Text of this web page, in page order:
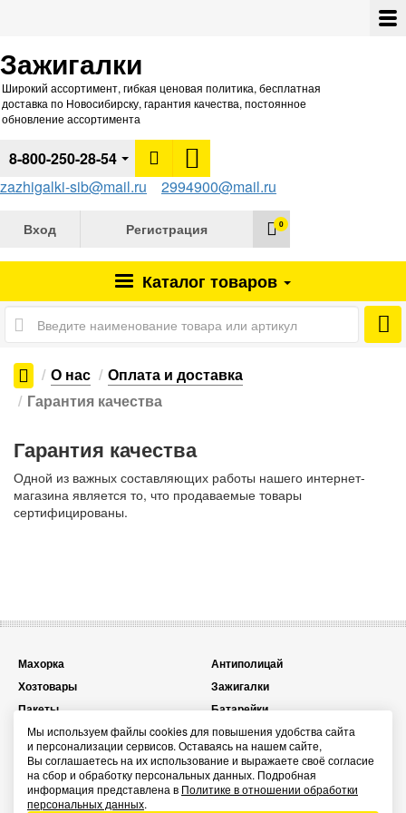
Зажигалки
Широкий ассортимент, гибкая ценовая политика, бесплатная
доставка по Новосибирску, гарантия качества, постоянное
обновление ассортимента
8-800-250-28-54
zazhigalki-sib@mail.ru
2994900@mail.ru
Вход Регистрация 0
Каталог товаров
О нас
Оплата и доставка
Гарантия качества
Гарантия качества
Одной из важных составляющих работы нашего интернет-
магазина является то, что продаваемые товары
сертифицированы.
Махорка
Антиполицай
Хозтовары
Зажигалки
Пакеты
Батарейки
Топливо для зажигалок
Презервативы
Карты игральные
Спички
Сувенирные зажигалки
Энергетические паучи ENERGY
SHOCK
Мы используем файлы cookies для повышения удобства сайта
и персонализации сервисов. Оставаясь на нашем сайте,
Вы соглашаетесь на их использование и выражаете своё согласие
на сбор и обработку персональных данных. Подробная
информация представлена в Политике в отношении обработки
персональных данных.